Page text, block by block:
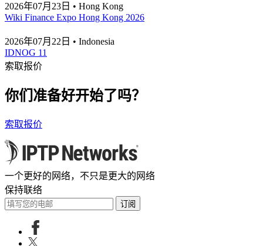
2026年07月23日 • Hong Kong
Wiki Finance Expo Hong Kong 2026
2026年07月22日 • Indonesia
IDNOG 11
索取报价
你们准备好开始了吗？
索取报价
一个更好的网络，不只是更大的网络
保持联络
订阅